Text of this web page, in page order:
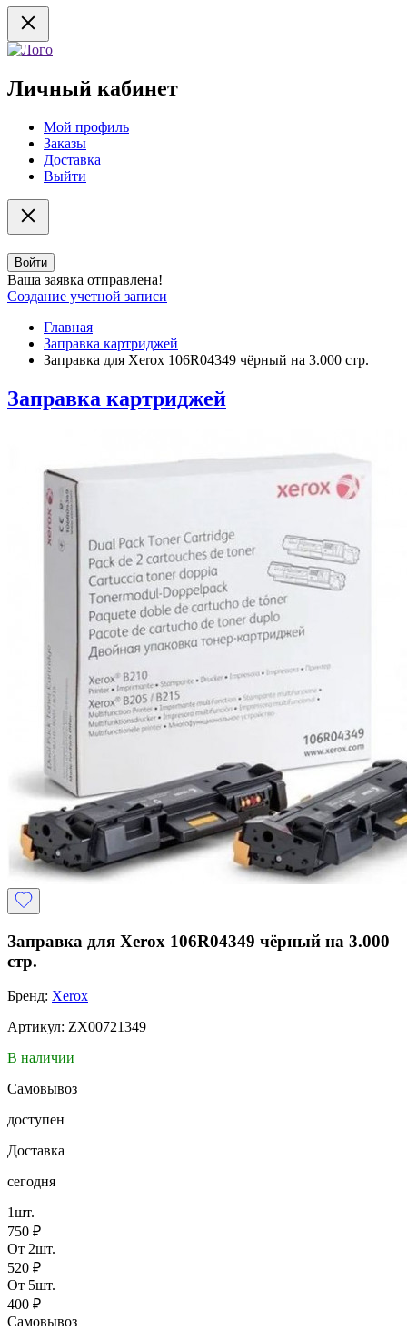
Личный кабинет
Мой профиль
Заказы
Доставка
Выйти
Войти
Ваша заявка отправлена!
Создание учетной записи
Главная
Заправка картриджей
Заправка для Xerox 106R04349 чёрный на 3.000 стр.
Заправка картриджей
Заправка для Xerox 106R04349 чёрный на 3.000
стр.
Бренд: Xerox
Артикул: ZX00721349
В наличии
Самовывоз
доступен
Доставка
сегодня
1шт.
750 ₽
От 2шт.
520 ₽
От 5шт.
400 ₽
Самовывоз